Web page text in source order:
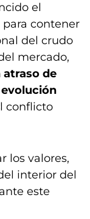
el
contener
del crudo
mercado,
de
evolución
conflicto
los valores,
interior del
este